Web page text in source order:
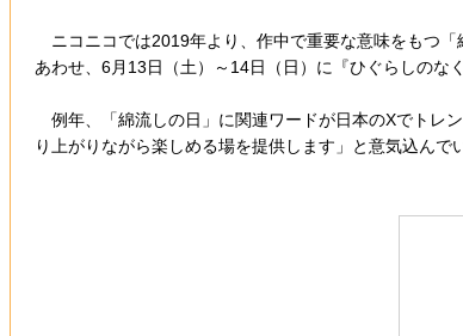
ニコニコでは2019年より、作中で重要な意味をもつ
あわせ、6月13日（土）～14日（日）に『ひぐらしのな
例年、「綿流しの日」に関連ワードが日本のXでトレ
り上がりながら楽しめる場を提供します」と意気込んで